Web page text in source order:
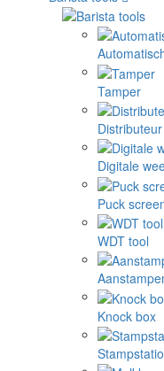
Tamper
Distributeur
Digitale
Puck
WDT tool
Knock box